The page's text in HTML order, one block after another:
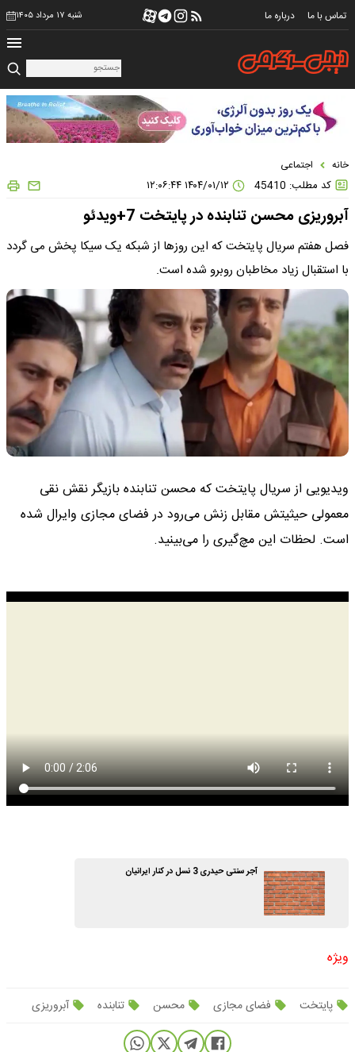
تماس با ما درباره ما شنبه ۱۷ مرداد ۱۴۰۵
خانه اجتماعی
کد مطلب: 45410
آبروریزی محسن تنابنده در پایتخت 7+ویدئو
فصل هفتم سریال پایتخت که این روزها از شبکه یک سیکا پخش می گردد
با استقبال زیاد مخاطبان روبرو شده است.
ویدیویی از سریال پایتخت که محسن تنابنده بازیگر نقش نقی
معمولی حیثیتش مقابل زنش می‌رود در فضای مجازی وایرال شده
است. لحظات این مچ‌گیری را می‌بینید.
آجر سنتی حیدری 3 نسل در کنار ایرانیان
ویژه
پایتخت فضای مجازی محسن تنابنده آبروریزی